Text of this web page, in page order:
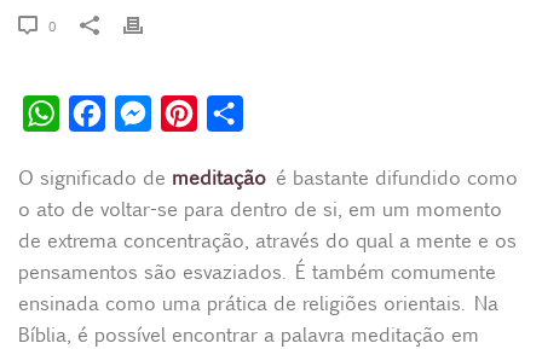
0
W
a
t
A
p
c
e
o
o
M
s
s
e
n
g
n
t
r
e
a
r
e
O significado de meditação é bastante difundido como
o ato de voltar-se para dentro de si, em um momento
de extrema concentração, através do qual a mente e os
pensamentos são esvaziados. É também comumente
ensinada como uma prática de religiões orientais. Na
Bíblia, é possível encontrar a palavra meditação em